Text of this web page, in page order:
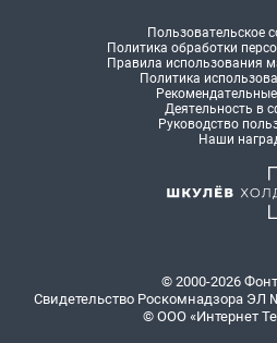
Пользовательское
Политика обработки
Правила использования
Политика
Деятельность в
Руководство
Наши
© 2000-2026
Свидетельство Роскомнадзора ЭЛ
© ООО «Интернет